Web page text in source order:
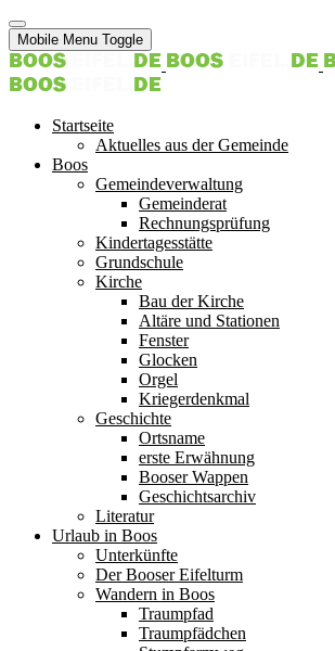
Mobile Menu Toggle
Startseite
Aktuelles aus der Gemeinde
Boos
Gemeindeverwaltung
Gemeinderat
Rechnungsprüfung
Kindertagesstätte
Grundschule
Kirche
Bau der Kirche
Altäre und Stationen
Fenster
Glocken
Orgel
Kriegerdenkmal
Geschichte
Ortsname
erste Erwähnung
Booser Wappen
Geschichtsarchiv
Literatur
Urlaub in Boos
Unterkünfte
Der Booser Eifelturm
Wandern in Boos
Traumpfad
Traumpfädchen